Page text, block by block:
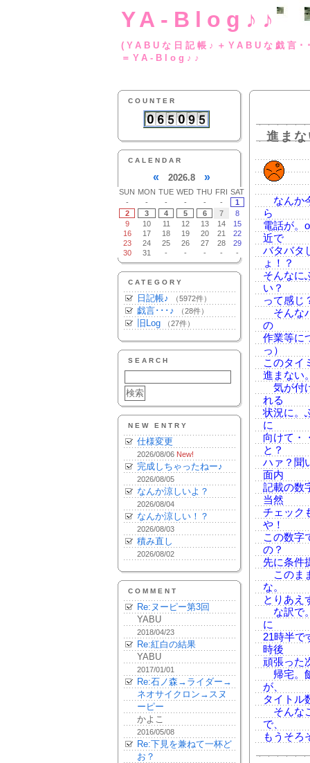
YA-Blog♪♪
(YABUな日記帳♪
＝YA-Blog♪♪
COUNTER
CALENDAR
« 2026.8 »
SUN MON TUE WED THU FRI SAT
-
- - - - -
1
2
3 4 5 6 7
8
9
10 11 12 13 14
15
16
17 18 19 20 21
22
23
24 25 26 27 28
29
30
31 - - - - -
CATEGORY
日記帳♪ （5972件）
戯言･･･♪ （28件）
旧Log （27件）
SEARCH
NEW ENTRY
仕様変更
2026/08/06 New!
完成しちゃったねー♪
2026/08/05
なんか涼しいよ？
2026/08/04
なんか涼しい！？
2026/08/03
積み直し
2026/08/02
COMMENT
Re:ヌーピー第3回
YABU
2018/04/23
Re:紅白の結果
YABU
2017/01/01
Re:石ノ森→ライダー→
ネオサイクロン→スヌ
ーピー
かよこ
2016/05/08
Re:下見を兼ねて一杯ど
お？
進ま
なんか
ら
電話が。
近で
バタバタ
ょ！？
そんなに
い？
って感じ
そんな
の
作業等に
っ）
このタイ
進まない
気が付
れる
状況に。
に
向けて・
と？
ハァ？聞
面内
記載の数
当然
チェック
や！
この数字
の？
先に条件
このま
な。
とりあえ
な訳で
に
21時半で
時後
頑張った
帰宅。
が、
タイトル
そんな
で、
もうそろ